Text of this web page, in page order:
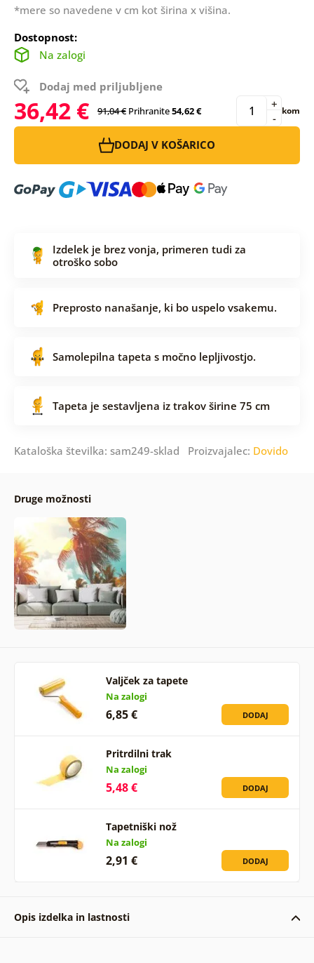
*mere so navedene v cm kot širina x višina.
Dostopnost:
Na zalogi
Dodaj med priljubljene
36,42 € 91,04 € Prihranite54,62 € -
+ kom
DODAJ V KOŠARICO
Izdelek je brez vonja, primeren tudi za
otroško sobo
Preprosto nanašanje, ki bo uspelo vsakemu.
Samolepilna tapeta s močno lepljivostjo.
Tapeta je sestavljena iz trakov širine 75 cm
Kataloška številka: sam249-sklad Proizvajalec: Dovido
Druge možnosti
Valjček za tapete
Na zalogi
6,85 € DODAJ
Pritrdilni trak
Na zalogi
5,48 € DODAJ
Tapetniški nož
Na zalogi
2,91 € DODAJ
Opis izdelka in lastnosti